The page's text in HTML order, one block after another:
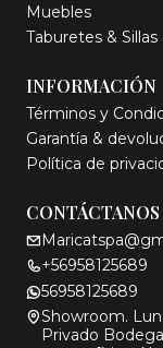
Muebles
Taburetes &
INFORMACIÓN
Términos y
Garantía &
Política de
CONTÁCTANOS
+56958125689
56958125689
Showroom.
Privado